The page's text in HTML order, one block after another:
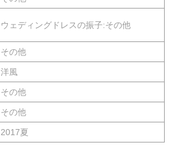
ウェディングドレスの振子:その他
その他
洋風
その他
その他
2017夏